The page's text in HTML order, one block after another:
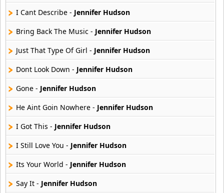
44 músicas online
B J Thomas
18 músicas online
Bellakath
27 músicas online
Benson Boone
16 músicas online
Beret
50 músicas online
Big Time Rush
14 músicas online
I Cant Describe - Jennifer Hudson
Bring Back The Music - Jennifer Hudson
Just That Type Of Girl - Jennifer Hudson
Dont Look Down - Jennifer Hudson
Gone - Jennifer Hudson
He Aint Goin Nowhere - Jennifer Hudson
I Got This - Jennifer Hudson
I Still Love You - Jennifer Hudson
Its Your World - Jennifer Hudson
Say It - Jennifer Hudson